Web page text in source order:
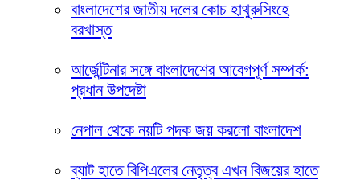
বাংলাদেশের জাতীয় দলের কোচ হাথুরুসিংহে
বরখাস্ত
আর্জেন্টিনার সঙ্গে বাংলাদেশের আবেগপূর্ণ সম্পর্ক:
প্রধান উপদেষ্টা
নেপাল থেকে নয়টি পদক জয় করলো বাংলাদেশ
ব্যাট হাতে বিপিএলের নেতৃত্ব এখন বিজয়ের হাতে